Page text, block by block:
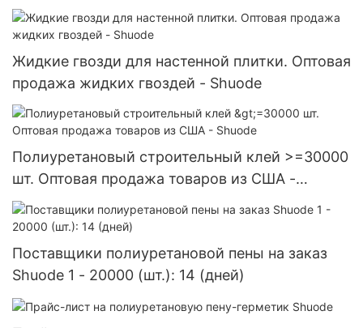
Жидкие гвозди для настенной плитки. Оптовая
продажа жидких гвоздей - Shuode
Полиуретановый строительный клей >=30000
шт. Оптовая продажа товаров из США -
Shuode
Поставщики полиуретановой пены на заказ
Shuode 1 - 20000 (шт.): 14 (дней)